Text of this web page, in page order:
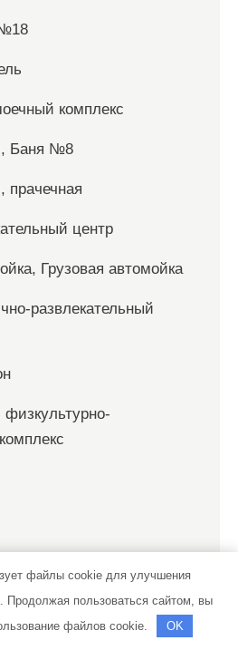
комплекс
Баня №8
прачечная
центр
Грузовая автомойка
развлекательный
торговая
файлы cookie для улучшения
Продолжая пользоваться сайтом, вы
файлов cookie.
OK